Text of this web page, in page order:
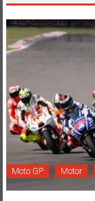
Moto GP Motor